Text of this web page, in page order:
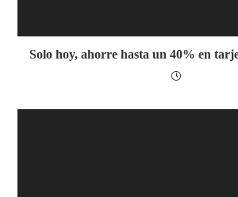
Solo hoy, ahorre hasta un 40% en